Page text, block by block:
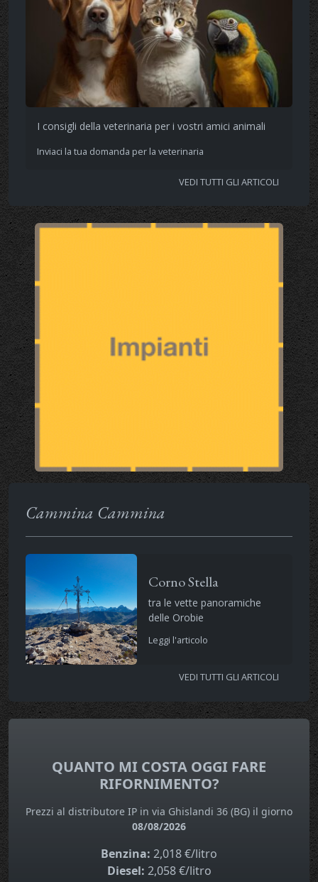
I consigli della veterinaria per i vostri amici animali
Inviaci la tua domanda per la veterinaria
VEDI TUTTI GLI ARTICOLI
Cammina Cammina
Corno Stella
tra le vette panoramiche
delle Orobie
Leggi l'articolo
VEDI TUTTI GLI ARTICOLI
QUANTO MI COSTA OGGI FARE
RIFORNIMENTO?
Prezzi al distributore IP in via Ghislandi 36 (BG) il giorno
08/08/2026
Benzina: 2,018 €/litro
Diesel: 2,058 €/litro